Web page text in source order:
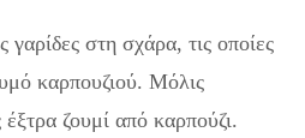
στη σχάρα, τις οποίες
καρπουζιού. Μόλις
ζουμί από καρπούζι.